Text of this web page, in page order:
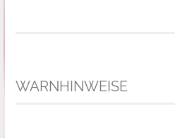
WARNHINWEISE